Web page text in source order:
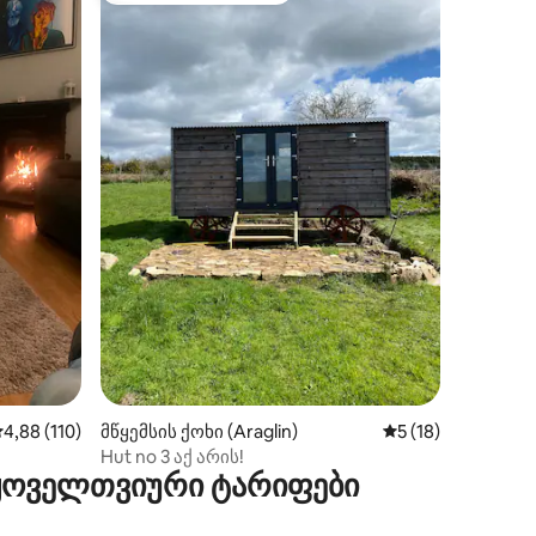
შეფასებაა 5‑დან 4,88, 110 მიმოხილვა
4,88 (110)
მწყემსის ქოხი (Araglin) საშუალო
5 (18)
Hut no 3 აქ არის!
ტარიფები